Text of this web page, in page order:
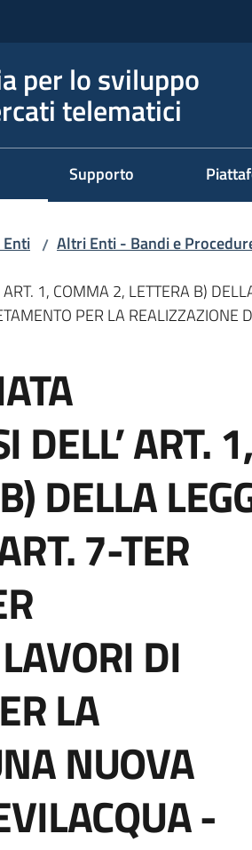
per lo sviluppo
telematici
Supporto
/ Altri Enti - Bandi e
1, COMMA 2, LETTERA B)
PER LA REALIZZAZIONE
DELL’ ART. 1,
DELLA
7-TER
DI
LA
NUOVA
-